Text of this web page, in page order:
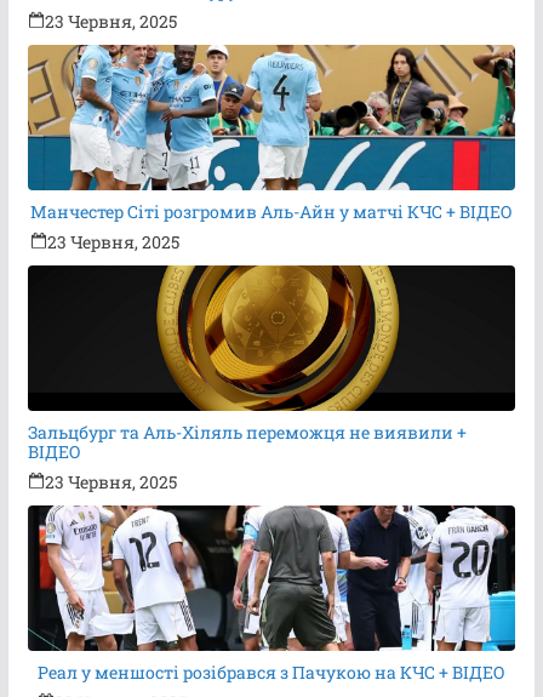
23 Червня, 2025
Манчестер Сіті розгромив Аль-Айн у матчі КЧС + ВІДЕО
23 Червня, 2025
Зальцбург та Аль-Хіляль переможця не виявили +
ВІДЕО
23 Червня, 2025
Реал у меншості розібрався з Пачукою на КЧС + ВІДЕО